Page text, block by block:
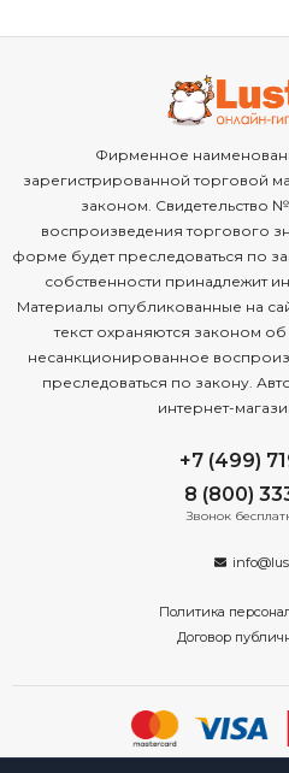
Фирменное
зарегистрированной торговой
законом. Свидетельство
воспроизведения торгового
форме будет преследоваться по
собственности принадлежит
Материалы опубликованные на
текст охраняются законом
несанкционированное
преследоваться по закону.
интернет-
+7 (499)
8 (800)
Звонок
Политика
Договор